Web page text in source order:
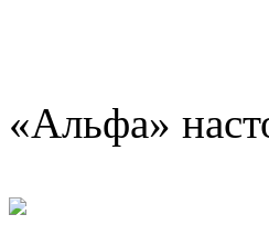
«Альфа»